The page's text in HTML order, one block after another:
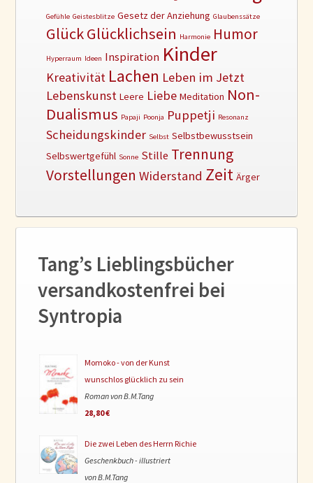
Gefühle Geistesblitze Gesetz der Anziehung Glaubenssätze
GlückGlücklichsein Harmonie Humor
Hyperraum Ideen Inspiration Kinder
Kreativität Lachen Leben im Jetzt
Lebenskunst Leere Liebe Meditation Non-
Dualismus Papaji Poonja Puppetji Resonanz
Scheidungskinder Selbst Selbstbewusstsein
Selbswertgefühl Sonne Stille Trennung
Vorstellungen Widerstand Zeit Ärger
Tang’s Lieblingsbücher
versandkostenfrei bei
Syntropia
Momoko - von der Kunst
wunschlos glücklich zu sein
Roman von B.M.Tang
28,80 €
Die zwei Leben des Herrn Richie
Geschenkbuch - illustriert
von B.M.Tang